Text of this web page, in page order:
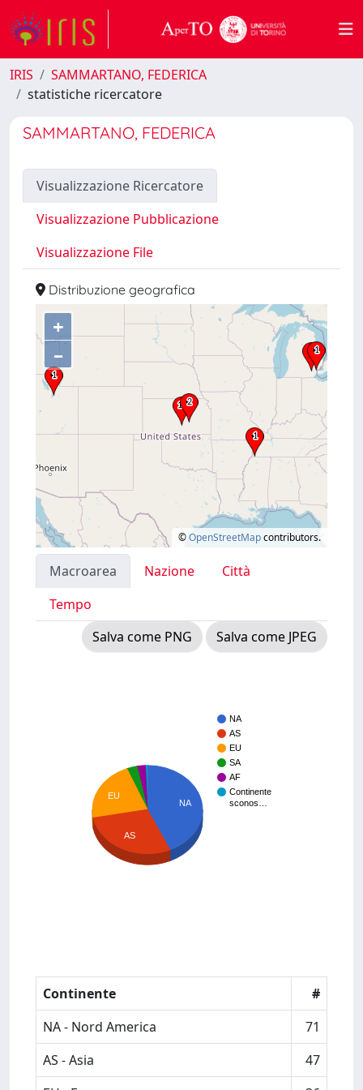
IRIS
SAMMARTANO, FEDERICA
statistiche ricercatore
SAMMARTANO, FEDERICA
Visualizzazione Ricercatore
Visualizzazione Pubblicazione
Visualizzazione File
Distribuzione geografica
+
–
©OpenStreetMapcontributors.
Macroarea Nazione
Città
Tempo
Salva come PNG
Salva come JPEG
NA
AS
EU
SA
AF
Continente
sconos…
NA
EU
AS
Continente
#
NA - Nord America
71
AS - Asia
47